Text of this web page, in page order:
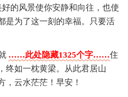
的风景使你安静和向往，也使
是为了这一刻的幸福。只要活
……此处隐藏1325个字……住
终如一枕黄梁。从此君居山
，云水茫茫！早安！